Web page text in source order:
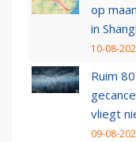
op
in
10-08-
Ruim
vliegt
09-08-